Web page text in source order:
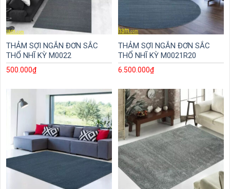
THẢM SỢI NGẮN ĐƠN SẮC
THỔ NHĨ KỲ M0022
500.000₫
THẢM SỢI NGẮN ĐƠN SẮC
THỔ NHĨ KỲ M0021R20
6.500.000₫